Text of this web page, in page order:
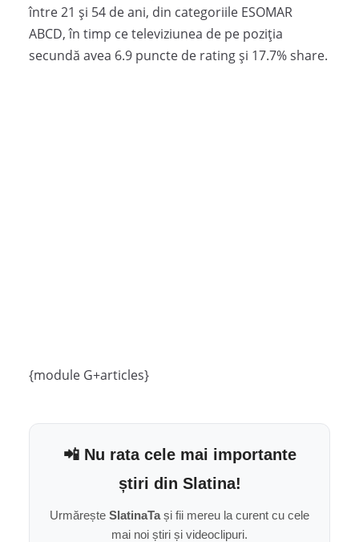
între 21 şi 54 de ani, din categoriile ESOMAR
ABCD, în timp ce televiziunea de pe poziţia
secundă avea 6.9 puncte de rating şi 17.7% share.
{module G+articles}
📲 Nu rata cele mai importante
știri din Slatina!
Urmărește SlatinaTași fii mereu la curent cu cele
mai noi știri și videoclipuri.